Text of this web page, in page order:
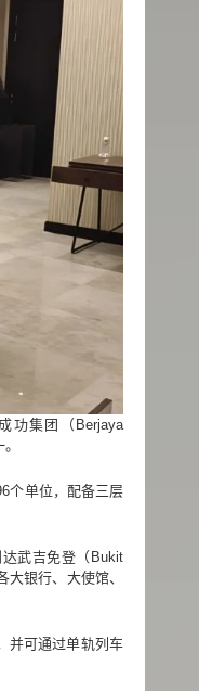
功集团（Berjaya
个单位，配备三层
武吉免登（Bukit
银行、大使馆、
并可通过单轨列车